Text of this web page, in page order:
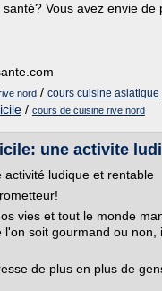
Vous avez envie de
nord / cours cuisine asiatique
/ cours de cuisine rive nord
une activite
ludique et rentable
vies et tout le monde
soit gourmand ou
de plus en plus de